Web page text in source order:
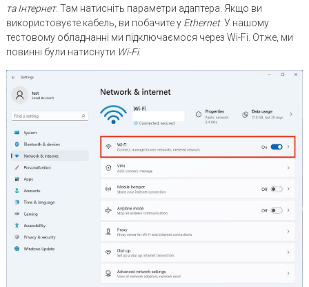
та Інтернет. Там натисніть параметри адаптера. Якщо ви
використовуєте кабель, ви побачите у Ethernet. У нашому
тестовому обладнанні ми підключаємося через Wi-Fi. Отже, ми
повинні були натиснути Wi-Fi.